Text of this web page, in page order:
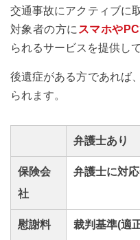
交通事故にアクティブに
対象者の方に スマホや
られるサービスを提供し
後遺症がある方であれば
られます。
弁護士あり
保険会
社
弁護士に対
慰謝料
裁判基準(適